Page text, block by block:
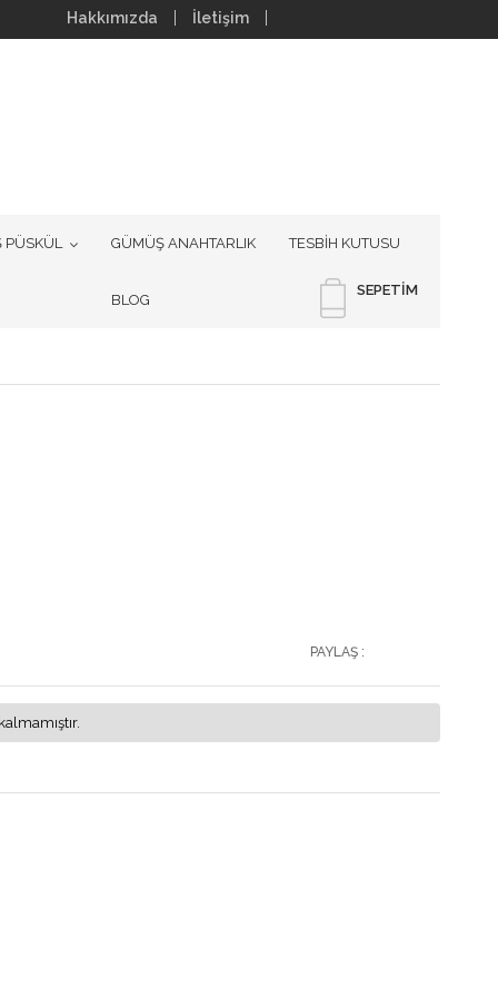
Hakkımızda İletişim
SEPETIM
PÜSKÜL GÜMÜŞ ANAHTARLIK TESBİH KUTUSU
BLOG
PAYLAŞ :